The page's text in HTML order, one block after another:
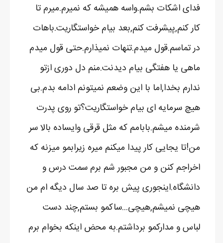
فدای اشکات بشم.واسه همیشه که نمیرم.میرم تا
کار کنم,پیشرفت کنم,بعد بیام خواستگاریت.باهات
در تماسم.قول میدم.تنهات نمیذارم.حتی قول میدم
ماهی یا هفتگی بیام دیدنت.منم دل دوری ازتو
ندارم بخدا,اما با این وضعم نمیتونم ادامه بدم.بی
هیچ سرمایه ای بیام خواستگاریت؟تو روی پدرت
شرمنده میشم.بابامم که مثل قرقی وایساده بالا سر
من!تا یجایی کار پیدا میکنم میره زیرابمو میزنه که
اخراجم کنن و من مجبور شم برم سمت درس و
دانشگاه.اینجوری پیش بره تا صد سال دیگه ام من
هیچی نمیشم,هیچی...ساکمو بستم,چند دست
لباس و مدارکمو برداشتم.به محض اینکه بخوام برم